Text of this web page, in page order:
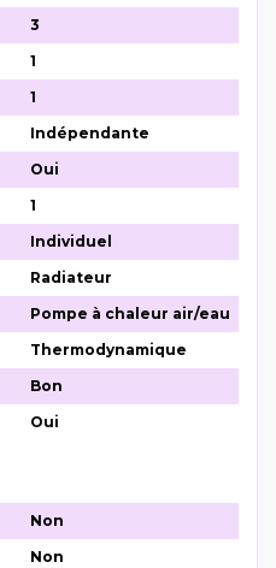
3
1
1
Indépendante
Oui
1
Individuel
Radiateur
Pompe à chaleur air/eau
Thermodynamique
Bon
Oui
Non
Non